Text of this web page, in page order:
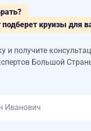
круизы для
и получите
Большой